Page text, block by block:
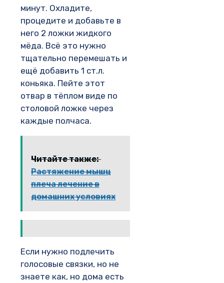
минут. Охладите,
процедите и добавьте в
него 2 ложки жидкого
мёда. Всё это нужно
тщательно перемешать и
ещё добавить 1 ст.л.
коньяка. Пейте этот
отвар в тёплом виде по
столовой ложке через
каждые полчаса.
Читайте также:
Растяжение мышц
плеча лечение в
домашних условиях
Если нужно подлечить
голосовые связки, но не
знаете как, но дома есть